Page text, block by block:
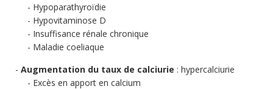
Hypoparathyroïdie
Hypovitaminose D
Insuffisance rénale chronique
Maladie coeliaque
Augmentation du taux de calciurie : hypercalciurie
Excès en apport en calcium